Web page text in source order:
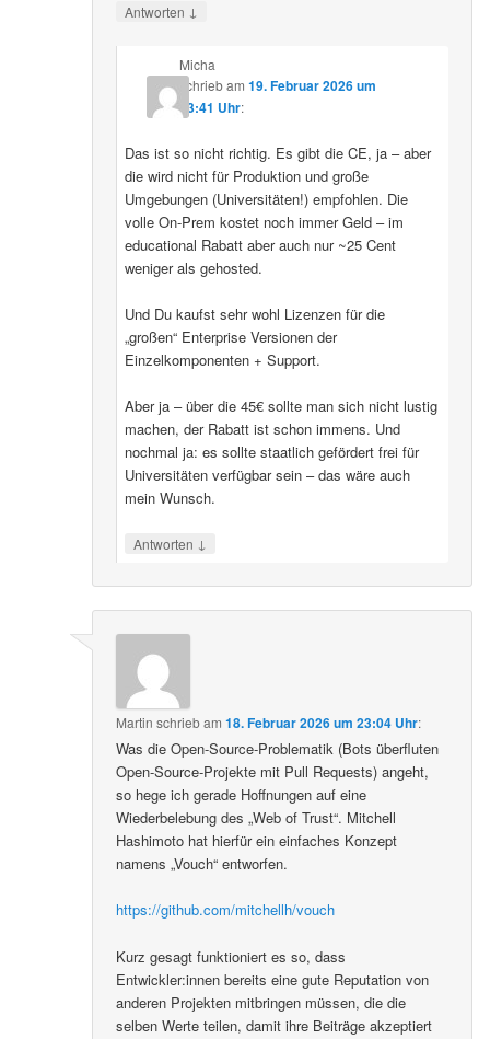
Antworten ↓
Micha
schriebam 19. Februar 2026 um
13:41 Uhr:
Das ist so nicht richtig. Es gibt die CE, ja – aber
die wird nicht für Produktion und große
Umgebungen (Universitäten!) empfohlen. Die
volle On-Prem kostet noch immer Geld – im
educational Rabatt aber auch nur ~25 Cent
weniger als gehosted.
Und Du kaufst sehr wohl Lizenzen für die
„großen“ Enterprise Versionen der
Einzelkomponenten + Support.
Aber ja – über die 45€ sollte man sich nicht lustig
machen, der Rabatt ist schon immens. Und
nochmal ja: es sollte staatlich gefördert frei für
Universitäten verfügbar sein – das wäre auch
mein Wunsch.
Antworten ↓
Martin schriebam18. Februar 2026 um 23:04 Uhr:
Was die Open-Source-Problematik (Bots überfluten
Open-Source-Projekte mit Pull Requests) angeht,
so hege ich gerade Hoffnungen auf eine
Wiederbelebung des „Web of Trust“. Mitchell
Hashimoto hat hierfür ein einfaches Konzept
namens „Vouch“ entworfen.
https://github.com/mitchellh/vouch
Kurz gesagt funktioniert es so, dass
Entwickler:innen bereits eine gute Reputation von
anderen Projekten mitbringen müssen, die die
selben Werte teilen, damit ihre Beiträge akzeptiert